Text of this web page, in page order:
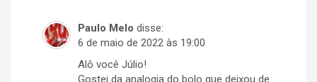
Paulo Melo disse:
6 de maio de 2022 às 19:00
Alô você Júlio!
Gostei da analogia do bolo que deixou de